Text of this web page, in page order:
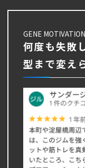
GENE
何度も失敗
型まで変え